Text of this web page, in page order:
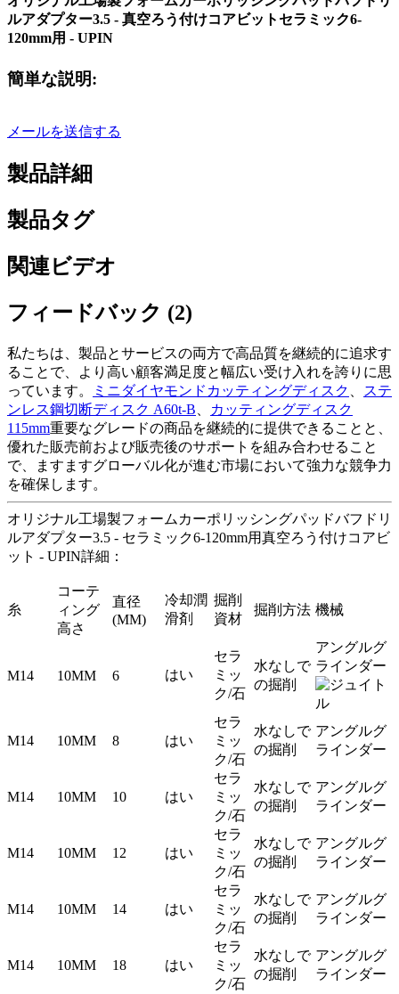
ルアダプター3.5 - 真空ろう付けコアビットセラミック6-
120mm用 - UPIN
簡単な説明:
メールを送信する
製品詳細
製品タグ
関連ビデオ
フィードバック (2)
私たちは、製品とサービスの両方で高品質を継続的に追求す
ることで、より高い顧客満足度と幅広い受け入れを誇りに思
っています。
ミニダイヤモンドカッティングディスク
ステ
ンレス鋼切断ディスク A60t-B
カッティングディスク
115mm重要なグレードの商品を継続的に提供できることと、
優れた販売前および販売後のサポートを組み合わせること
で、ますますグローバル化が進む市場において強力な競争力
を確保します。
オリジナル工場製フォームカーポリッシングパッドバフドリ
ルアダプター3.5 - セラミック6-120mm用真空ろう付けコアビ
ット - UPIN詳細：
糸
コーテ
ィング
高さ
直径
(MM)
冷却潤
滑剤
掘削
資材
掘削方法 機械
M14 10MM 6 はい
セラ
ミッ
ク/石
水なしで
の掘削
アングルグ
ラインダー
M14 10MM 8 はい
セラ
ミッ
ク/石
水なしで
の掘削
アングルグ
ラインダー
M14 10MM 10 はい
セラ
ミッ
ク/石
水なしで
の掘削
アングルグ
ラインダー
M14 10MM 12 はい
セラ
ミッ
ク/石
水なしで
の掘削
アングルグ
ラインダー
M14 10MM 14 はい
セラ
ミッ
ク/石
水なしで
の掘削
アングルグ
ラインダー
M14 10MM 18 はい
セラ
ミッ
ク/石
水なしで
の掘削
アングルグ
ラインダー